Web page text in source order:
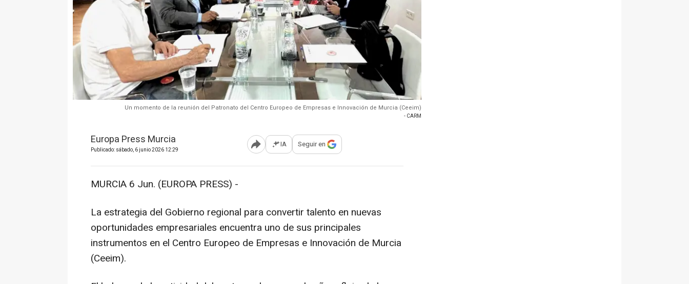
Un momento de la reunión del Patronato del Centro Europeo de Empresas e Innovación de Murcia (Ceeim)
- CARM
Europa Press Murcia
Publicado: sábado, 6 junio 2026 12:29 Abrir opciones para compartir
IA Seguir en
MURCIA 6 Jun. (EUROPA PRESS) -
La estrategia del Gobierno regional para convertir talento en nuevas
oportunidades empresariales encuentra uno de sus principales
instrumentos en el Centro Europeo de Empresas e Innovación de Murcia
(Ceeim).